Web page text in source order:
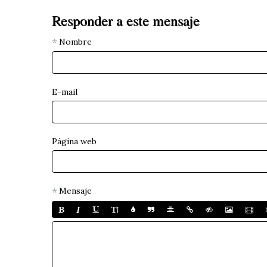
Responder a este mensaje
Nombre
E-mail
Página web
Mensaje